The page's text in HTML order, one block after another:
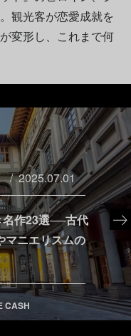
観光客が恋愛成就を
変形し、これまで何
2025.07.01
名作23選──古代
マニエリスムの
CASH